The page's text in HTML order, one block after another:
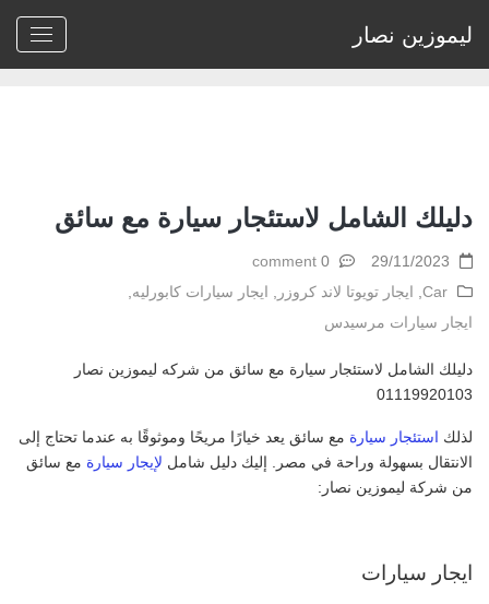
ليموزين نصار
Home
>
Car
> دليلك الشامل لاستئجار سيارة مع سائق
دليلك الشامل لاستئجار سيارة مع سائق
29/11/2023
Car ايجار تويوتا لاند كروزر ايجار سيارات كابورليه
ايجار سيارات مرسيدس
0 comment
دليلك الشامل لاستئجار سيارة مع سائق من شركه ليموزين نصار
01119920103
لذلك استئجار سيارة مع سائق يعد خيارًا مريحًا وموثوقًا به عندما تحتاج إلى
الانتقال بسهولة وراحة في مصر. إليك دليل شامل لإيجار سيارة مع سائق
من شركة ليموزين نصار:
ايجار سيارات